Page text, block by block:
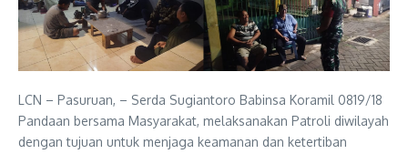
LCN – Pasuruan, – Serda Sugiantoro Babinsa Koramil 0819/18
Pandaan bersama Masyarakat, melaksanakan Patroli diwilayah
dengan tujuan untuk menjaga keamanan dan ketertiban